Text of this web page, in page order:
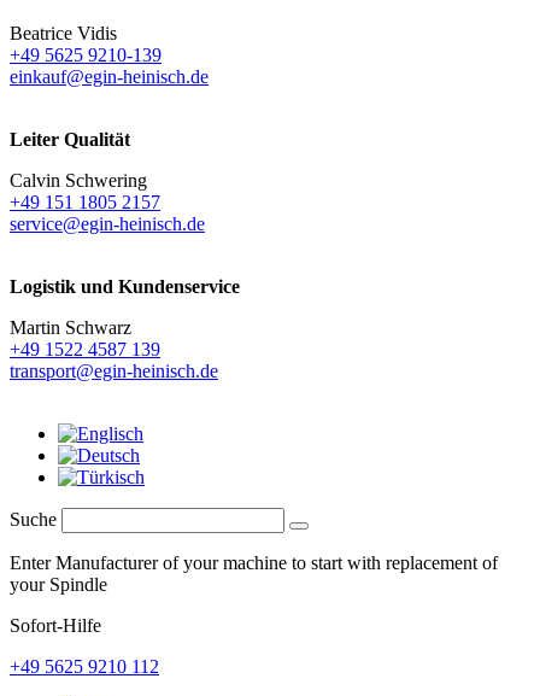
Beatrice Vidis
+49 5625 9210-139
einkauf@egin-heinisch.de
Leiter Qualität
Calvin Schwering
+49 151 1805 2157
service@egin-heinisch.de
Logistik und Kundenservice
Martin Schwarz
+49 1522 4587 139
transport@egin-heinisch.de
Suche
Enter Manufacturer of your machine to start with replacement of
your Spindle
Sofort-Hilfe
+49 5625 9210 112